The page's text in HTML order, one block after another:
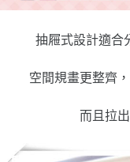
抽屜式設計適合
空間規畫更整齊
而且拉